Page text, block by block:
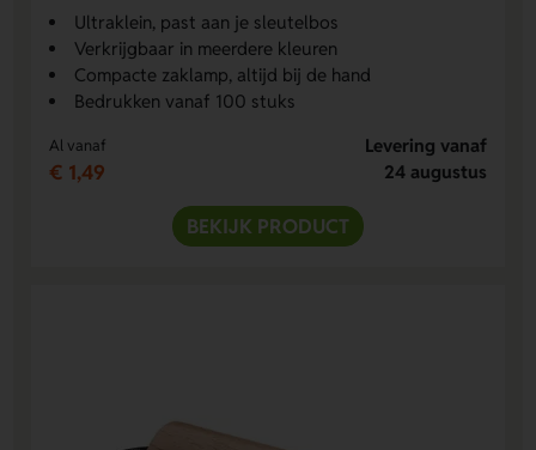
Ultraklein, past aan je sleutelbos
Verkrijgbaar in meerdere kleuren
Compacte zaklamp, altijd bij de hand
Bedrukken vanaf 100 stuks
Al vanaf
€ 1,49
Levering vanaf
24 augustus
BEKIJK PRODUCT